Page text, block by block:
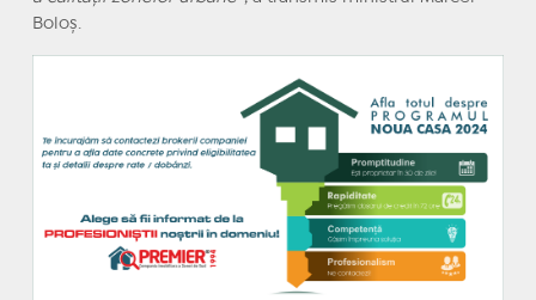
Boloș.